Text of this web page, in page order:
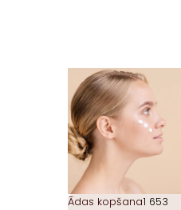
Ādas kopšana1 653